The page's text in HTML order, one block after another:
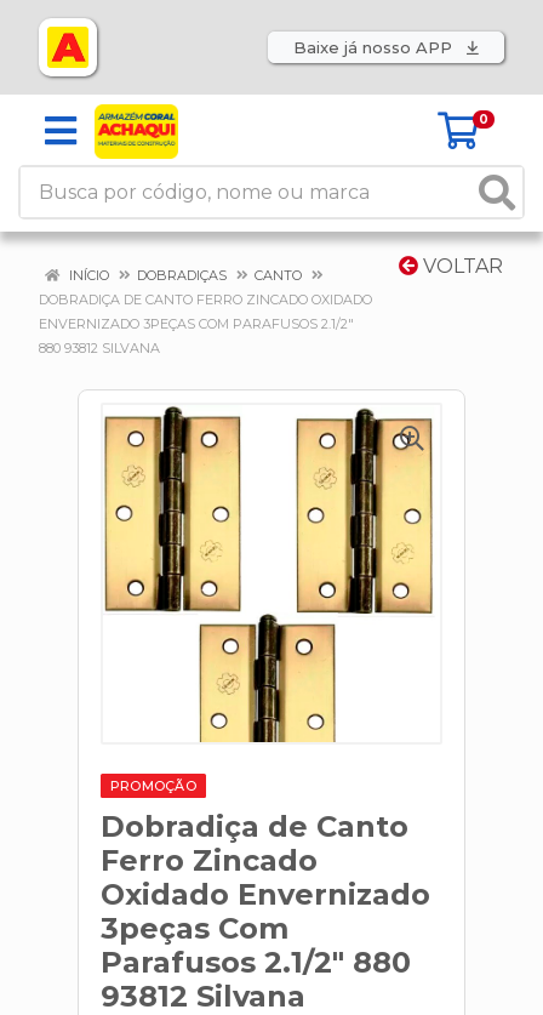
Baixe já nosso APP
0
VOLTAR
INÍCIO DOBRADIÇAS
CANTO
DOBRADIÇA DE CANTO FERRO ZINCADO OXIDADO
ENVERNIZADO 3PEÇAS COM PARAFUSOS 2.1/2"
880 93812 SILVANA
PROMOÇÃO
Dobradiça de Canto
Ferro Zincado
Oxidado Envernizado
3peças Com
Parafusos 2.1/2" 880
93812 Silvana